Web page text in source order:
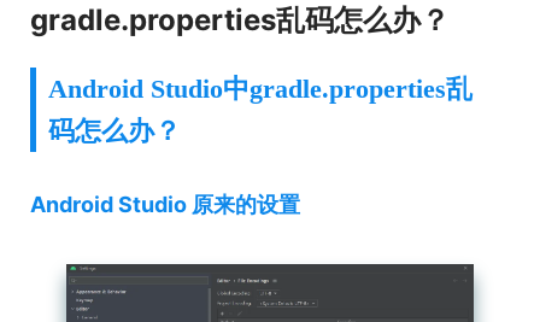
gradle.properties乱码怎么办？
Android Studio中gradle.properties乱
码怎么办？
Android Studio 原来的设置